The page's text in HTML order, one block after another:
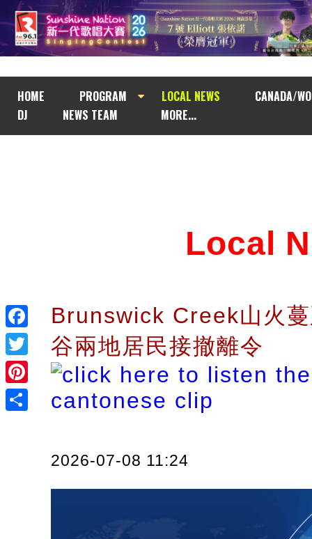
HOME PROGRAM LOCAL NEWS
CANADA/
DJ
NEWS TEAM MORE...
Facebook
Twitter
Pinterest
Local
Brunswick Creek山火
谷兩地居民接撤離令
2026-07-08 11:24